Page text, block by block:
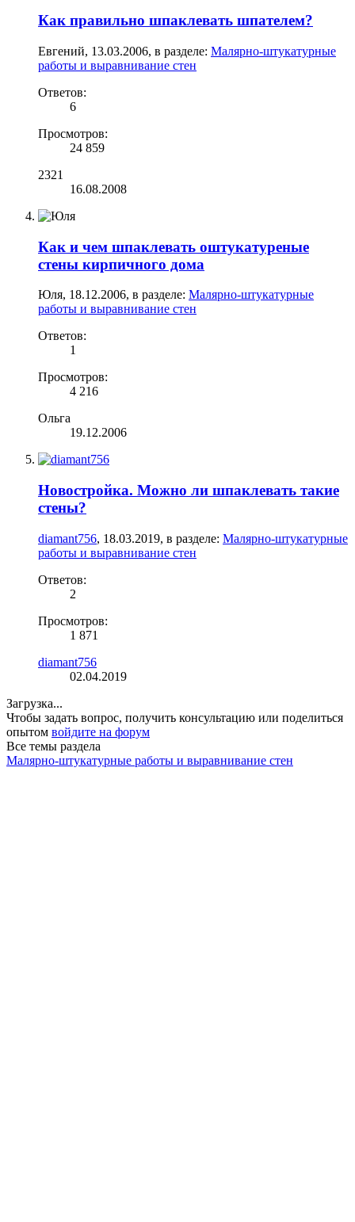
Как правильно шпаклевать шпателем?
Евгений, 13.03.2006, в разделе: Малярно-штукатурные
работы и выравнивание стен
Ответов:
6
Просмотров:
24 859
2321
16.08.2008
Как и чем шпаклевать оштукатуреные
стены кирпичного дома
Юля, 18.12.2006, в разделе: Малярно-штукатурные
работы и выравнивание стен
Ответов:
1
Просмотров:
4 216
Ольга
19.12.2006
Новостройка. Можно ли шпаклевать такие
стены?
diamant756, 18.03.2019, в разделе: Малярно-штукатурные
работы и выравнивание стен
Ответов:
2
Просмотров:
1 871
diamant756
02.04.2019
Загрузка...
Чтобы задать вопрос, получить консультацию или поделиться
опытом войдите на форум
Все темы раздела
Малярно-штукатурные работы и выравнивание стен